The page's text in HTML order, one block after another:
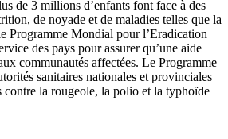
de 3 millions d’enfants font face à des
de noyade et de maladies telles que la
Programme Mondial pour l’Eradication
des pays pour assurer qu’une aide
communautés affectées. Le Programme
sanitaires nationales et provinciales
contre la rougeole, la polio et la typhoïde